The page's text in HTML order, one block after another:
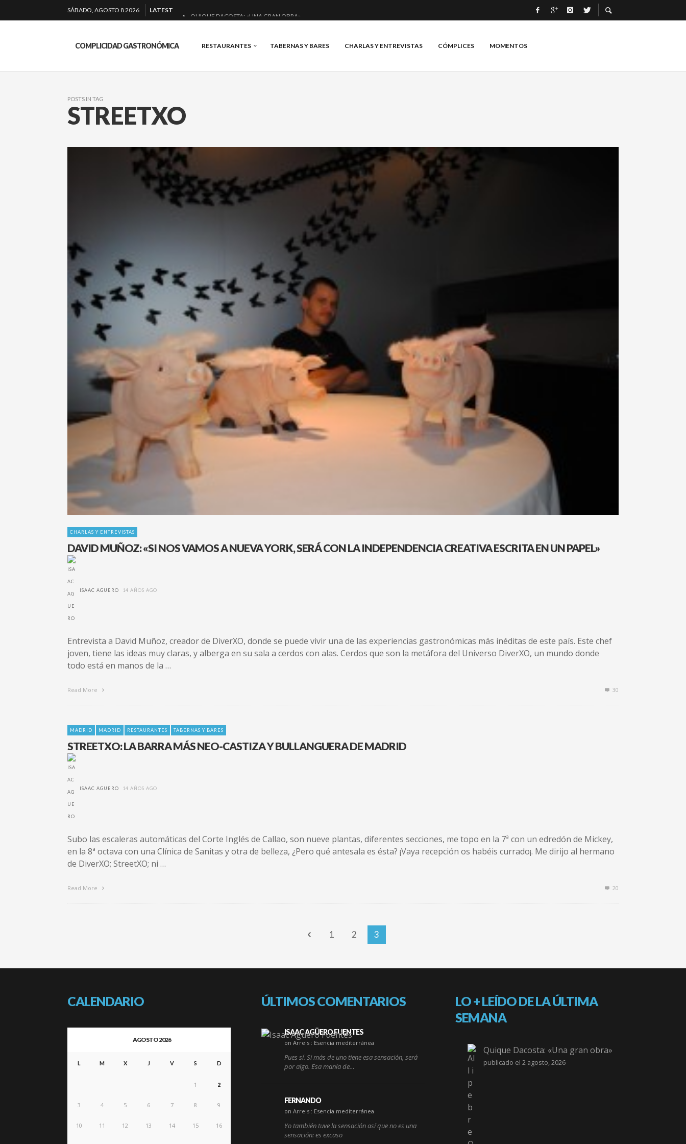
SÁBADO, AGOSTO 8 2026
LATEST
QUIQUE DACOSTA: «UNA GRAN OBRA»
BAKKO: NIGIRIS, VINO Y BRASAS.
COMPLICIDAD GASTRONÓMICA RESTAURANTES TABERNAS Y BARES CHARLAS Y ENTREVISTAS CÓMPLICES MOMENTOS
POSTS IN TAG
STREETXO
CHARLAS Y ENTREVISTAS
DAVID MUÑOZ: «SI NOS VAMOS A NUEVA YORK, SERÁ CON LA INDEPENDENCIA CREATIVA ESCRITA EN UN PAPEL»
ISAAC AGUERO 14 AÑOS AGO
Entrevista a David Muñoz, creador de DiverXO, donde se puede vivir una de las experiencias gastronómicas más inéditas de este país. Este chef
joven, tiene las ideas muy claras, y alberga en su sala a cerdos con alas. Cerdos que son la metáfora del Universo DiverXO, un mundo donde
todo está en manos de la …
Read More 30
MADRID MADRID RESTAURANTES TABERNAS Y BARES
STREETXO: LA BARRA MÁS NEO-CASTIZA Y BULLANGUERA DE MADRID
ISAAC AGUERO 14 AÑOS AGO
Subo las escaleras automáticas del Corte Inglés de Callao, son nueve plantas, diferentes secciones, me topo en la 7ª con un edredón de Mickey,
en la 8ª octava con una Clínica de Sanitas y otra de belleza, ¿Pero qué antesala es ésta? ¡Vaya recepción os habéis currado¡. Me dirijo al hermano
de DiverXO; StreetXO; ni …
Read More 20
1 2 3
CALENDARIO
AGOSTO 2026
L M X J V S D
1 2
3 4 5 6 7 8 9
10 11 12 13 14 15 16
ÚLTIMOS COMENTARIOS
ISAAC AGÜERO FUENTES
on Arrels : Esencia mediterránea
Pues sí. Si más de uno tiene esa sensación, será
por algo. Esa manía de…
FERNANDO
on Arrels : Esencia mediterránea
Yo también tuve la sensación así que no es una
sensación: es excaso
LO + LEÍDO DE LA ÚLTIMA
SEMANA
Quique Dacosta: «Una gran obra»
publicado el 2 agosto, 2026